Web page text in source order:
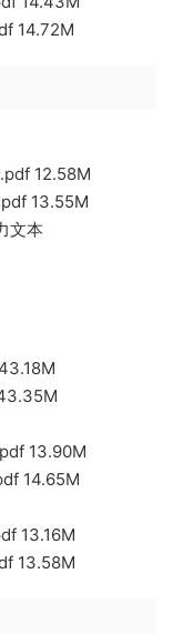
14.72M
12.58M
13.55M
文本
13.90M
14.65M
13.16M
13.58M